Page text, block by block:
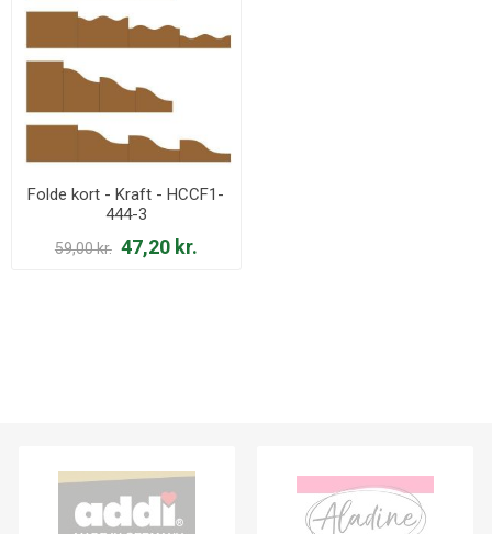
Folde kort - Kraft - HCCF1-
444-3
59,00 kr. 47,20 kr.